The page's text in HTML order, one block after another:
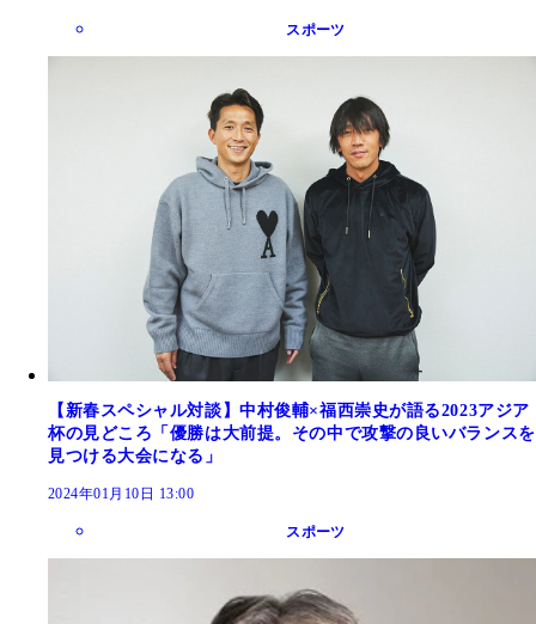
スポーツ
【新春スペシャル対談】中村俊輔×福西崇史が語る2023アジア
杯の見どころ「優勝は大前提。その中で攻撃の良いバランスを
見つける大会になる」
2024年01月10日 13:00
スポーツ